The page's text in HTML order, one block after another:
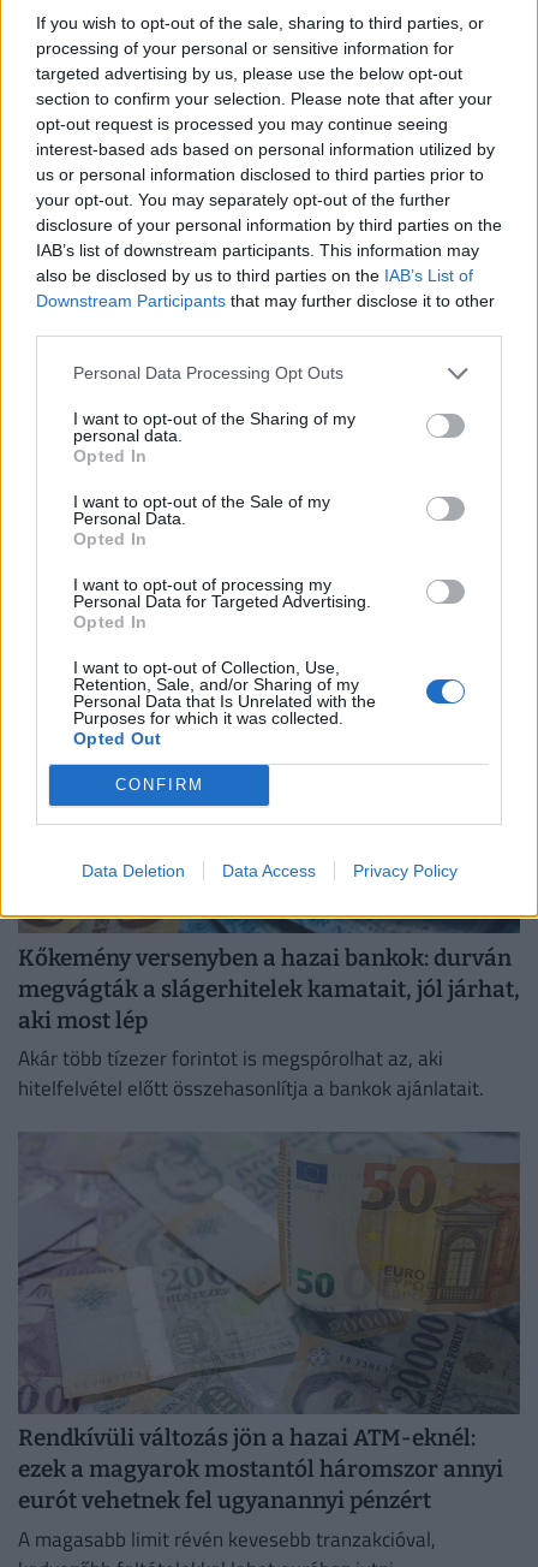
If you wish to opt-out of the sale, sharing to third parties, or
processing of your personal or sensitive information for
targeted advertising by us, please use the below opt-out
section to confirm your selection. Please note that after your
opt-out request is processed you may continue seeing
interest-based ads based on personal information utilized by
us or personal information disclosed to third parties prior to
your opt-out. You may separately opt-out of the further
disclosure of your personal information by third parties on the
IAB’s list of downstream participants. This information may
also be disclosed by us to third parties on the IAB’s List of
Downstream Participants that may further disclose it to other
Personal Data Processing Opt Outs
I want to opt-out of the Sharing of my
personal data.
Opted In
I want to opt-out of the Sale of my
Personal Data.
Opted In
I want to opt-out of processing my
Personal Data for Targeted Advertising.
Opted In
I want to opt-out of Collection, Use,
Retention, Sale, and/or Sharing of my
Personal Data that Is Unrelated with the
Purposes for which it was collected.
Opted Out
CONFIRM
Data Deletion Data Access Privacy Policy
háborúsdija: szabályosan földbe állt a magyar
pénz árfolyama
A fegyveres konfliktus azonnal éreztette hatását a
globális kereskedelemben is.
működtek a bankkártyák, terminálok:
rengetegen maradhattak hoppon a boltban
Technikai problémák adódhatnak egyes OTP Bank által
kibocsátott bankkártyák működésében.
Kőkemény versenyben a hazai bankok: durván
megvágták a slágerhitelek kamatait, jól járhat,
aki most lép
Akár több tízezer forintot is megspórolhat az, aki
hitelfelvétel előtt összehasonlítja a bankok ajánlatait.
Rendkívüli változás jön a hazai ATM-eknél:
ezek a magyarok mostantól háromszor annyi
eurót vehetnek fel ugyanannyi pénzért
A magasabb limit révén kevesebb tranzakcióval,